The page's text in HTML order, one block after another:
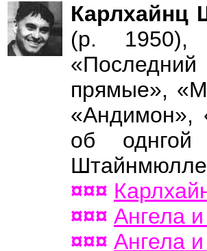
Карлхайнц
(р. 1950),
прямые»,
«Андимон»,
об
¤¤¤
¤¤¤ Ангела
¤¤¤ Ангела